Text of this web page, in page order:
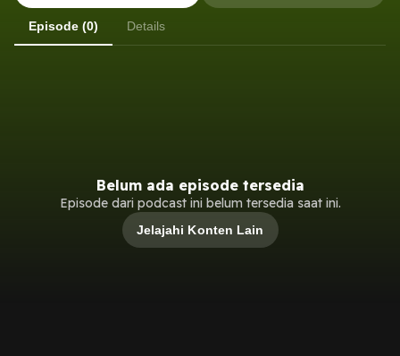
Episode (0) Details
Belum ada episode tersedia
Episode dari podcast ini belum tersedia saat ini.
Jelajahi Konten Lain